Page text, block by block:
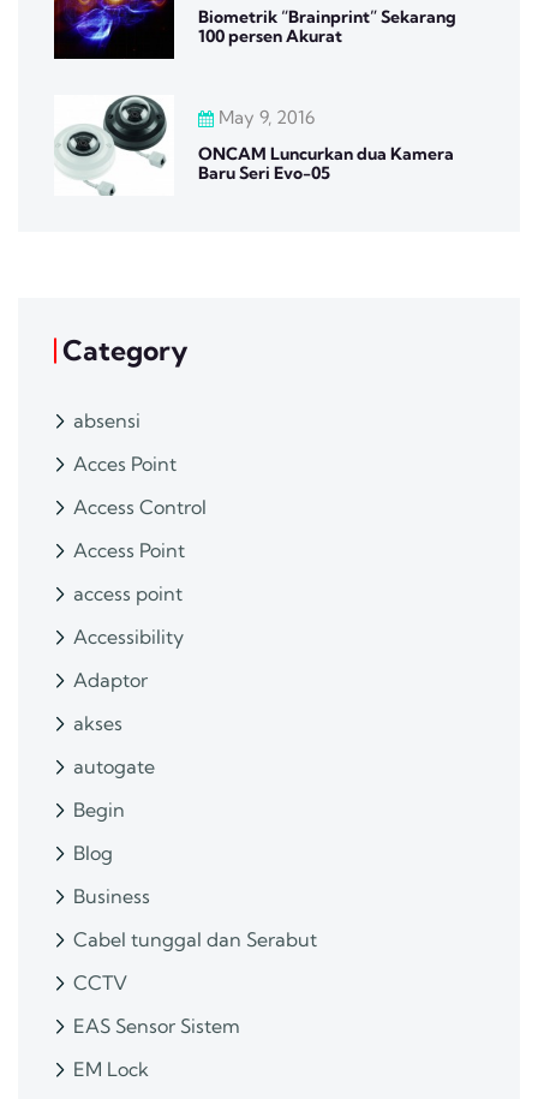
Biometrik “Brainprint” Sekarang
100 persen Akurat
May 9, 2016
ONCAM Luncurkan dua Kamera
Baru Seri Evo-05
Category
absensi
Acces Point
Access Control
Access Point
access point
Accessibility
Adaptor
akses
autogate
Begin
Blog
Business
Cabel tunggal dan Serabut
CCTV
EAS Sensor Sistem
EM Lock